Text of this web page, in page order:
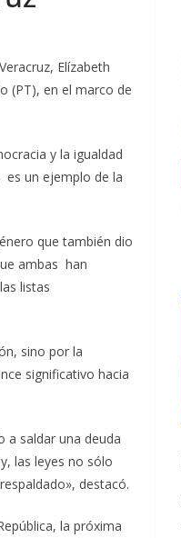
Elízabeth
(PT), en el marco de
y la igualdad
es un ejemplo de la
que también dio
ambas han
listas
sino por la
significativo hacia
a saldar una deuda
las leyes no sólo
destacó.
la próxima